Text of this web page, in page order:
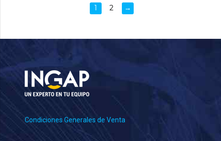
1 2 →
Condiciones Generales de Venta